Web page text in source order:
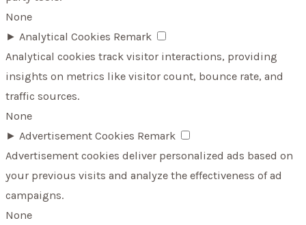
None
► Analytical Cookies Remark
Analytical cookies track visitor interactions, providing
insights on metrics like visitor count, bounce rate, and
traffic sources.
None
► Advertisement Cookies Remark
Advertisement cookies deliver personalized ads based on
your previous visits and analyze the effectiveness of ad
campaigns.
None